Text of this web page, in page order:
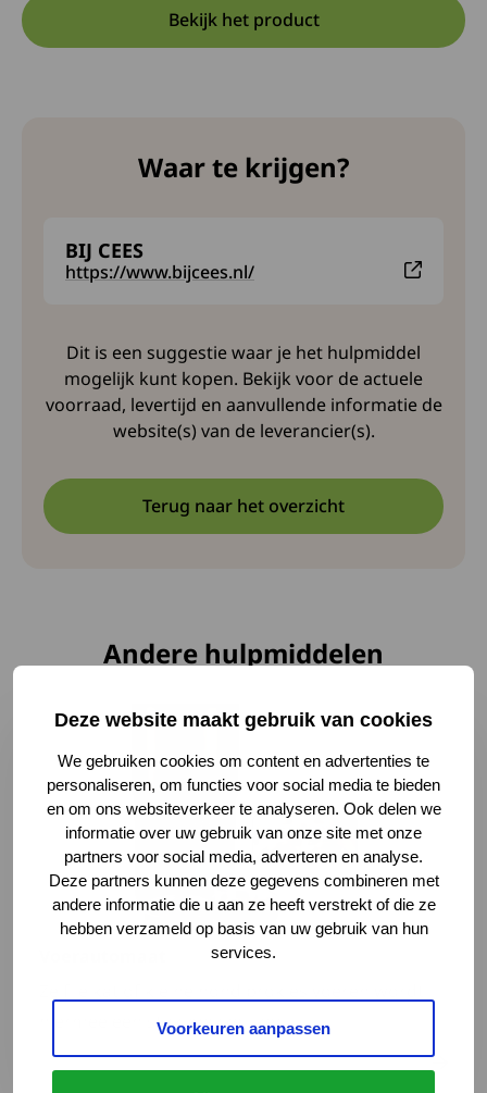
Deze website maakt gebruik van cookies
We gebruiken cookies om content en advertenties te
personaliseren, om functies voor social media te bieden
en om ons websiteverkeer te analyseren. Ook delen we
informatie over uw gebruik van onze site met onze
partners voor social media, adverteren en analyse.
Deze partners kunnen deze gegevens combineren met
andere informatie die u aan ze heeft verstrekt of die ze
hebben verzameld op basis van uw gebruik van hun
services.
Voorkeuren aanpassen
Bekijk het product
Opent in een nieuwe tab:
Deze link opent in een nieuw
Waar te krijgen?
BIJ CEES
https://www.bijcees.nl/
Deze link leidt naar een externe website en opent
Dit is een suggestie waar je het hulpmiddel
mogelijk kunt kopen. Bekijk voor de actuele
voorraad, levertijd en aanvullende informatie de
website(s) van de leverancier(s).
Terug naar het overzicht
Andere hulpmiddelen
hiermee een stuk makkelijker.
Lees meer over Voerautomaat